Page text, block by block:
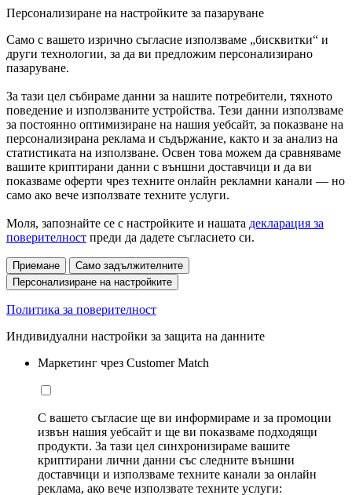
Персонализиране на настройките за пазаруване
Само с вашето изрично съгласие използваме „бисквитки“ и
други технологии, за да ви предложим персонализирано
пазаруване.
За тази цел събираме данни за нашите потребители, тяхното
поведение и използваните устройства. Тези данни използваме
за постоянно оптимизиране на нашия уебсайт, за показване на
персонализирана реклама и съдържание, както и за анализ на
статистиката на използване. Освен това можем да сравняваме
вашите криптирани данни с външни доставчици и да ви
показваме оферти чрез техните онлайн рекламни канали — но
само ако вече използвате техните услуги.
Моля, запознайте се с настройките и нашата декларация за
поверителност преди да дадете съгласието си.
Приемане
Само задължителните
Персонализиране на настройките
Политика за поверителност
Индивидуални настройки за защита на данните
Маркетинг чрез Customer Match
С вашето съгласие ще ви информираме и за промоции
извън нашия уебсайт и ще ви показваме подходящи
продукти. За тази цел синхронизираме вашите
криптирани лични данни със следните външни
доставчици и използваме техните канали за онлайн
реклама, ако вече използвате техните услуги: